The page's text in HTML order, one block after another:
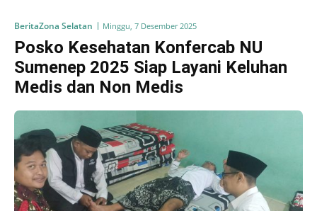
BeritaZona Selatan Minggu, 7 Desember 2025
Posko Kesehatan Konfercab NU
Sumenep 2025 Siap Layani Keluhan
Medis dan Non Medis